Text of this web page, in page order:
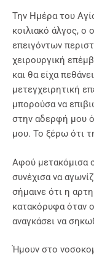
Την Ημέρα του
κοιλιακό άλγος, ο
επειγόντων
χειρουργική
και θα είχα
μετεγχειρητική
μπορούσα να
στην αδερφή μου
μου. Το ξέρω ότι
Αφού μετακόμισα
συνέχισα να
σήμαινε ότι η
κατακόρυφα όταν
αναγκάσει να
Ήμουν στο